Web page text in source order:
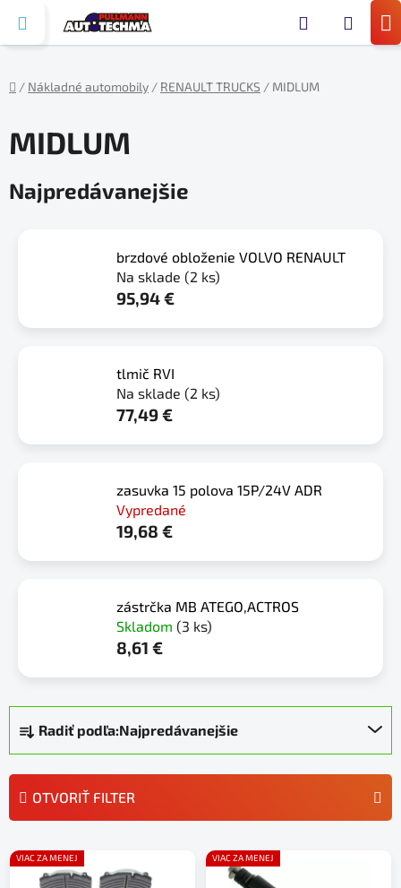
obsah
/ Nákladné automobily / RENAULT TRUCKS / MIDLUM
MIDLUM
Najpredávanejšie
brzdové obloženie VOLVO RENAULT
Na sklade (2 ks)
95,94 €
tlmič RVI
Na sklade (2 ks)
77,49 €
zasuvka 15 polova 15P/24V ADR
Vypredané
19,68 €
zástrčka MB ATEGO,ACTROS
Skladom (3 ks)
8,61 €
R
a
d
e
n
e
Radiť podľa:Najpredávanejšie
OTVORIŤ FILTER
V
ý
VIAC ZA MENEJ VIAC ZA MENEJ